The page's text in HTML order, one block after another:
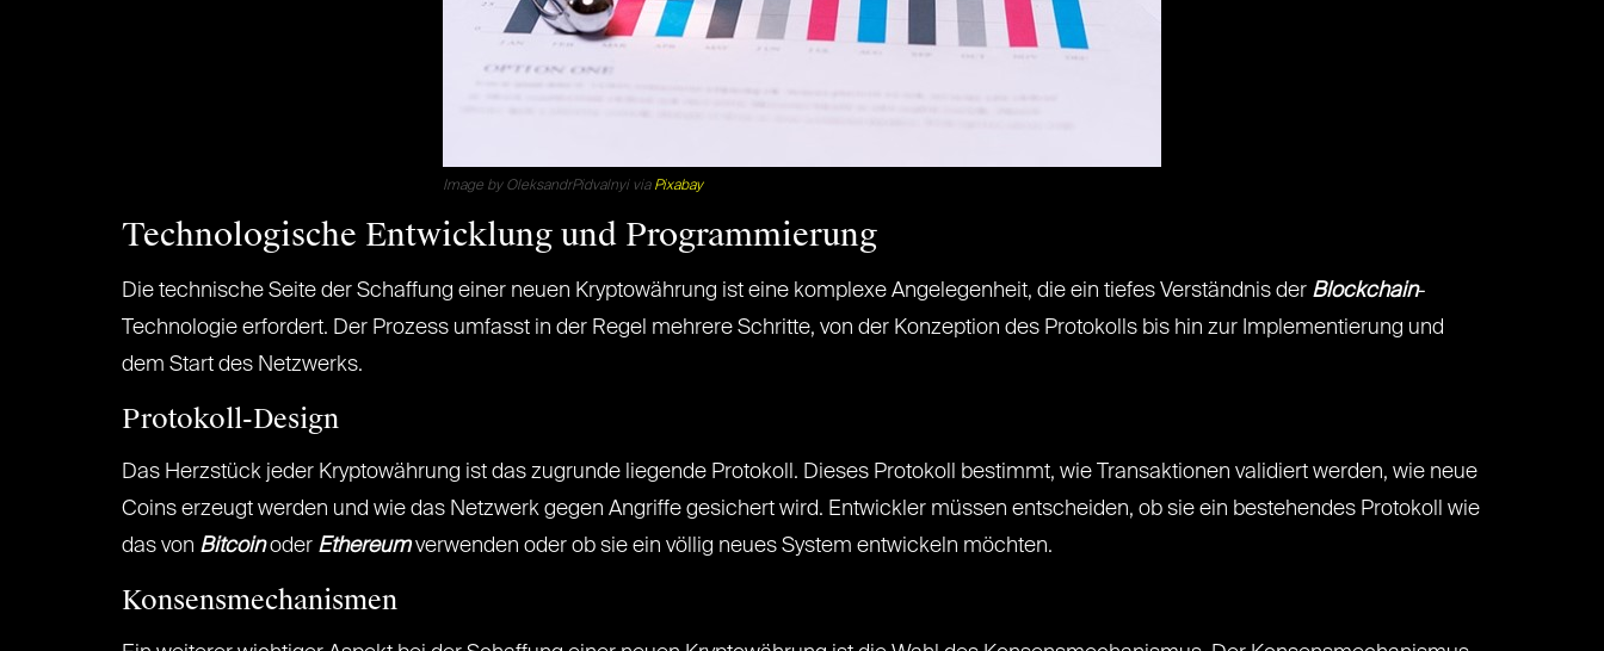
Image by OleksandrPidvalnyi via Pixabay
Technologische Entwicklung und Programmierung
Die technische Seite der Schaffung einer neuen Kryptowährung ist eine komplexe Angelegenheit, die ein tiefes Verständnis der Blockchain-
Technologie erfordert. Der Prozess umfasst in der Regel mehrere Schritte, von der Konzeption des Protokolls bis hin zur Implementierung und
dem Start des Netzwerks.
Protokoll-Design
Das Herzstück jeder Kryptowährung ist das zugrunde liegende Protokoll. Dieses Protokoll bestimmt, wie Transaktionen validiert werden, wie neue
Coins erzeugt werden und wie das Netzwerk gegen Angriffe gesichert wird. Entwickler müssen entscheiden, ob sie ein bestehendes Protokoll wie
das von Bitcoin oder Ethereum verwenden oder ob sie ein völlig neues System entwickeln möchten.
Konsensmechanismen